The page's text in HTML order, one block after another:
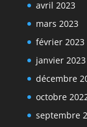
avril 2023
mars 2023
février 2023
janvier 2023
décembre
octobre
septembre